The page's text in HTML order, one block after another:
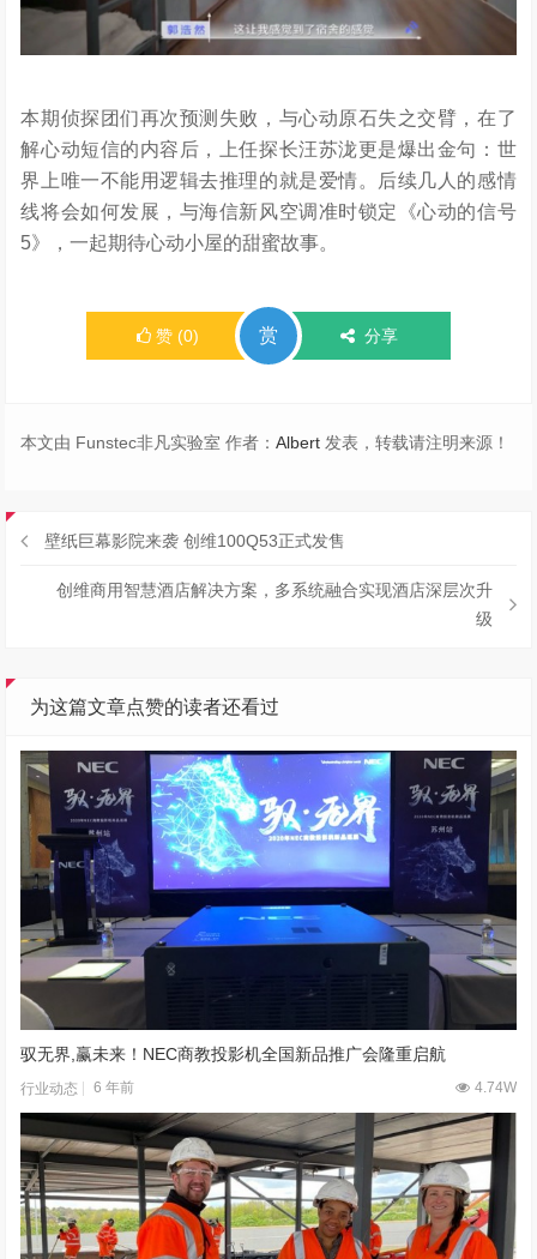
本期侦探团们再次预测失败，与心动原石失之交臂，在了
解心动短信的内容后，上任探长汪苏泷更是爆出金句：世
界上唯一不能用逻辑去推理的就是爱情。后续几人的感情
线将会如何发展，与海信新风空调准时锁定《心动的信号
5》，一起期待心动小屋的甜蜜故事。
赞 (0) 赏 分享
本文由 Funstec非凡实验室 作者：Albert 发表，转载请注明来源！
壁纸巨幕影院来袭 创维100Q53正式发售
创维商用智慧酒店解决方案，多系统融合实现酒店深层次升
级
为这篇文章点赞的读者还看过
驭无界,赢未来！NEC商教投影机全国新品推广会隆重启航
行业动态 6 年前 4.74W